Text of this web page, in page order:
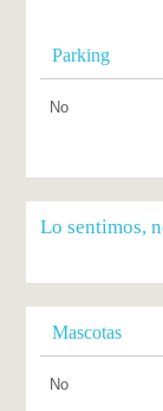
Parking
No
Lo sentimos,
Mascotas
No